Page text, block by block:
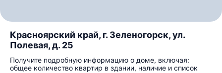
Красноярский край, г. Зеленогорск, ул.
Полевая, д. 25
Получите подробную информацию о доме, включая:
общее количество квартир в здании, наличие и список